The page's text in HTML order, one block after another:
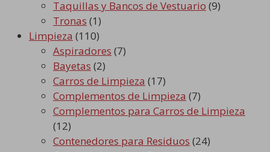
Taquillas y Bancos de Vestuario (9)
Tronas (1)
Limpieza (110)
Aspiradores (7)
Bayetas (2)
Carros de Limpieza (17)
Complementos de Limpieza (7)
Complementos para Carros de Limpieza
(12)
Contenedores para Residuos (24)